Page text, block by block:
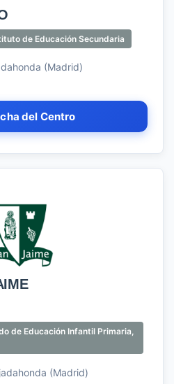
de Educación Secundaria
(Madrid)
del Centro
de Educación Infantil Primaria,
(Madrid)